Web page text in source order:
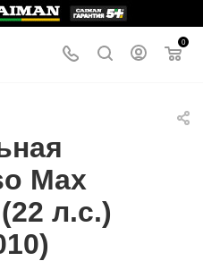
0
Max
л.с.)